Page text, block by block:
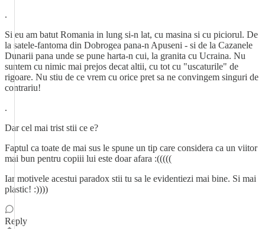
.
Si eu am batut Romania in lung si-n lat, cu masina si cu piciorul. De
la satele-fantoma din Dobrogea pana-n Apuseni - si de la Cazanele
Dunarii pana unde se pune harta-n cui, la granita cu Ucraina. Nu
suntem cu nimic mai prejos decat altii, cu tot cu "uscaturile" de
rigoare. Nu stiu de ce vrem cu orice pret sa ne convingem singuri de
contrariu!
.
Dar cel mai trist stii ce e?
Faptul ca toate de mai sus le spune un tip care considera ca un viitor
mai bun pentru copiii lui este doar afara :(((((
Iar motivele acestui paradox stii tu sa le evidentiezi mai bine. Si mai
plastic! :))))
Reply